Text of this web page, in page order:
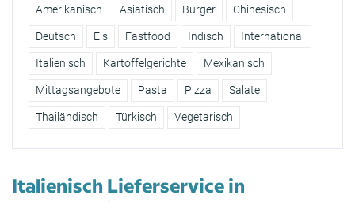
Amerikanisch Asiatisch Burger Chinesisch
Deutsch Eis Fastfood Indisch International
Italienisch Kartoffelgerichte Mexikanisch
Mittagsangebote Pasta Pizza Salate
Thailändisch Türkisch Vegetarisch
Italienisch Lieferservice in